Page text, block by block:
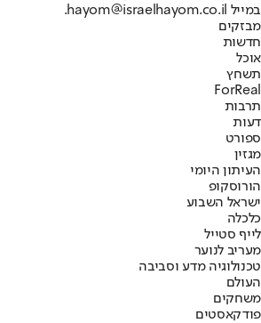
במייל hayom@israelhayom.co.il.
מבזקים
חדשות
אוכל
תשחץ
ForReal
תרבות
דעות
ספורט
מגזין
העיתון היומי
הורוסקופ
ישראל השבוע
כלכלה
לייף סטייל
מעריב לנוער
טכנולוגיה מדע וסביבה
העולם
משחקים
פודקאסטים